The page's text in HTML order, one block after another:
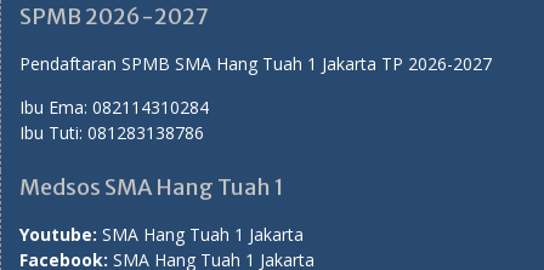
SPMB 2026-2027
Pendaftaran SPMB SMA Hang Tuah 1 Jakarta TP 2026-2027
Ibu Ema: 082114310284
Ibu Tuti: 081283138786
Medsos SMA Hang Tuah 1
Youtube: SMA Hang Tuah 1 Jakarta
Facebook: SMA Hang Tuah 1 Jakarta